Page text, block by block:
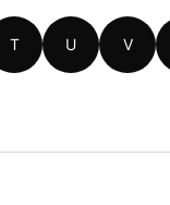
T U V